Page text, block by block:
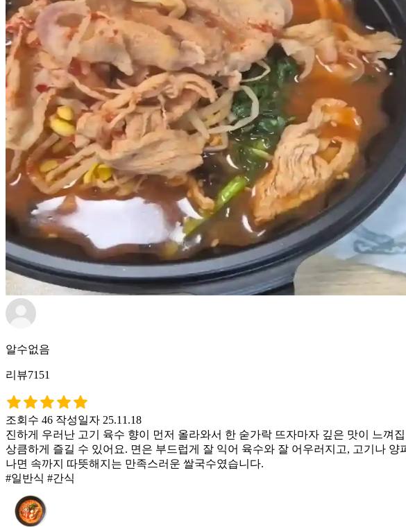
알수없음
리뷰7151
조회수 46 작성일자 25.11.18
진하게 우러난 고기 육수 향이 먼저 올라와서 한 숟가락 뜨자마자 깊은 맛이 느껴
상큼하게 즐길 수 있어요. 면은 부드럽게 잘 익어 육수와 잘 어우러지고, 고기나
나면 속까지 따뜻해지는 만족스러운 쌀국수였습니다.
#일반식 #간식